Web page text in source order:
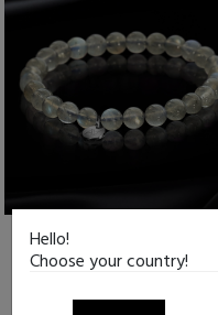
ORETA
Hello!
Choose your country!